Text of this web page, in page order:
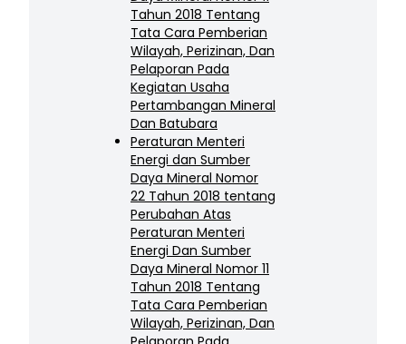
Tahun 2018 Tentang
Tata Cara Pemberian
Wilayah, Perizinan, Dan
Pelaporan Pada
Kegiatan Usaha
Pertambangan Mineral
Dan Batubara
Peraturan Menteri
Energi dan Sumber
Daya Mineral Nomor
22 Tahun 2018 tentang
Perubahan Atas
Peraturan Menteri
Energi Dan Sumber
Daya Mineral Nomor 11
Tahun 2018 Tentang
Tata Cara Pemberian
Wilayah, Perizinan, Dan